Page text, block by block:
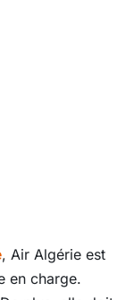
, Air Algérie est
en charge.